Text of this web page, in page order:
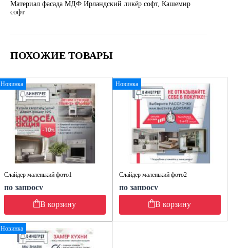
Материал фасада МДФ Ирландский ликёр софт, Кашемир
софт
ПОХОЖИЕ ТОВАРЫ
Новинка
Слайдер маленький фото1
по запросу
В корзину
Новинка
Слайдер маленький фото2
по запросу
В корзину
Новинка